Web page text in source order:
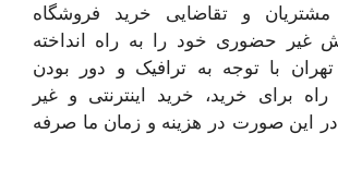
و تقاضایی خرید فروشگاه
غیر حضوری خود را به راه انداخته
با توجه به ترافیک و دور بودن
راه برای خرید، خرید اینترنتی و غیر
این صورت در هزینه و زمان ما صرفه